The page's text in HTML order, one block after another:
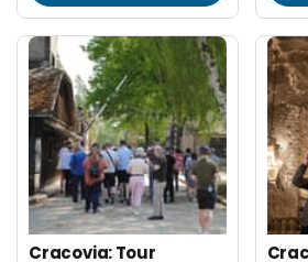
Cracovia: Tour